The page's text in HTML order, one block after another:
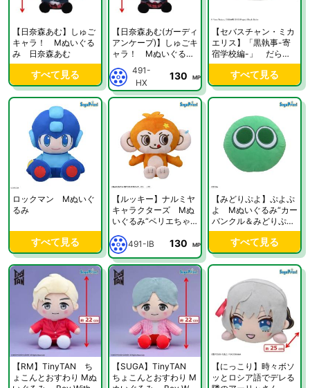
【日奈森あむ】しゅご
キャラ！ Mぬいぐる
み 日奈森あむ
すべて見る
【日奈森あむ(ガーディ
アンケープ)】しゅごキ
ャラ！ Mぬいぐる
み 日奈森あむ
491-
HX
130 MP
【セバスチャン・ミカ
エリス】「黒執事-寄
宿学校編-」 だらり
んず Mぬいぐるみ
すべて見る
ロックマン Mぬいぐ
るみ
すべて見る
【ルッキー】ナルミヤ
キャラクターズ Mぬ
いぐるみ“ベリエちゃ
491-IB
130 MP
【みどりぷよ】ぷよぷ
よ Mぬいぐるみ“カー
バンクル＆みどりぷ
よ”
すべて見る
【RM】TinyTAN ち
ょこんとおすわり Mぬ
【SUGA】TinyTAN
ちょこんとおすわり M
【にっこり】時々ボソ
ッとロシア語でデレる